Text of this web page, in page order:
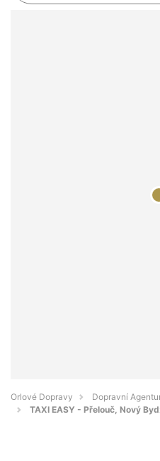
Orlové Dopravy
Dopravní
TAXI EASY - Přelouč, Nový